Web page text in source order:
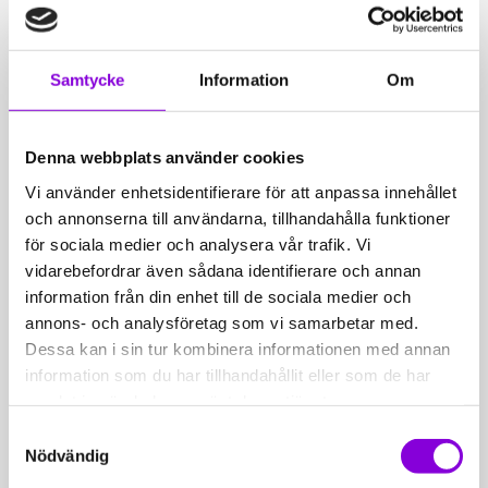
Samtycke Information Om
Denna webbplats använder cookies
Vi använder enhetsidentifierare för att anpassa innehållet
och annonserna till användarna, tillhandahålla funktioner
för sociala medier och analysera vår trafik. Vi
vidarebefordrar även sådana identifierare och annan
information från din enhet till de sociala medier och
annons- och analysföretag som vi samarbetar med.
Dessa kan i sin tur kombinera informationen med annan
information som du har tillhandahållit eller som de har
Nödvändig
2019 –Anneli Mattsson, Hörviks
skola, Sölvesborg
förskola, Ryd
2016 –Mikael Lidfors
Nättrabyskolan, Nättraby
2015 –
Ingela Arvidsson och
Simmone Kindberg ,
Törnsångarens förskola, Bromölla